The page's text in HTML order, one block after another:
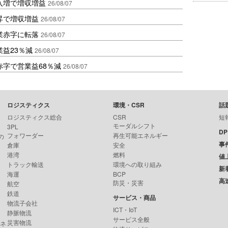
で増収増益 26/08/07
で増収増益 26/08/07
赤字に転落 26/08/07
益23％減 26/08/07
字で営業益68％減 26/08/07
ロジスティクス
ロジスティクス総合
3PL
フォワーダー
倉庫
港湾
トラック輸送
海運
航空
鉄道
物流子会社
静脈物流
災害物流
環境・CSR
CSR
モーダルシフト
再生可能エネルギー
安全
燃料
環境への取り組み
BCP
防災・災害
サービス・商品
ICT・IoT
サービス全般
話
短
事
値
新
高